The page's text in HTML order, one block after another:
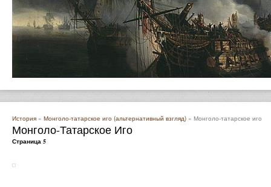
История » Монголо-татарское иго (альтернативный взгляд) » Монголо-татарское иго
Монголо-Татарское Иго
Страница 5